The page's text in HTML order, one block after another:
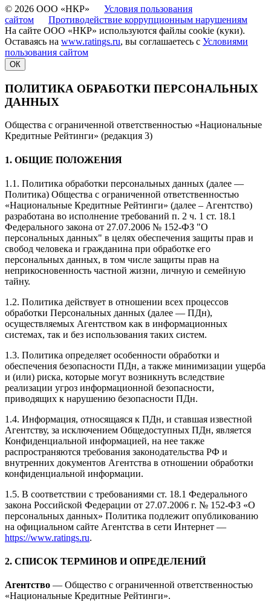
© 2026 ООО «НКР» Условия пользования
сайтом
Противодействие коррупционным нарушениям
На сайте ООО «НКР» используются файлы cookie (куки).
Оставаясь на www.ratings.ru, вы соглашаетесь с Условиями
пользования сайтом
ОК
ПОЛИТИКА ОБРАБОТКИ ПЕРСОНАЛЬНЫХ
ДАННЫХ
Общества с ограниченной ответственностью «Национальные
Кредитные Рейтинги» (редакция 3)
1. ОБЩИЕ ПОЛОЖЕНИЯ
1.1. Политика обработки персональных данных (далее —
Политика) Общества с ограниченной ответственностью
«Национальные Кредитные Рейтинги» (далее – Агентство)
разработана во исполнение требований п. 2 ч. 1 ст. 18.1
Федерального закона от 27.07.2006 № 152-ФЗ "О
персональных данных" в целях обеспечения защиты прав и
свобод человека и гражданина при обработке его
персональных данных, в том числе защиты прав на
неприкосновенность частной жизни, личную и семейную
тайну.
1.2. Политика действует в отношении всех процессов
обработки Персональных данных (далее — ПДн),
осуществляемых Агентством как в информационных
системах, так и без использования таких систем.
1.3. Политика определяет особенности обработки и
обеспечения безопасности ПДн, а также минимизации ущерба
и (или) риска, которые могут возникнуть вследствие
реализации угроз информационной безопасности,
приводящих к нарушению безопасности ПДн.
1.4. Информация, относящаяся к ПДн, и ставшая известной
Агентству, за исключением Общедоступных ПДн, является
Конфиденциальной информацией, на нее также
распространяются требования законодательства РФ и
внутренних документов Агентства в отношении обработки
конфиденциальной информации.
1.5. В соответствии с требованиями ст. 18.1 Федерального
закона Российской Федерации от 27.07.2006 г. № 152-ФЗ «О
персональных данных» Политика подлежит опубликованию
на официальном сайте Агентства в сети Интернет —
https://www.ratings.ru.
2. СПИСОК ТЕРМИНОВ И ОПРЕДЕЛЕНИЙ
Агентство — Общество с ограниченной ответственностью
«Национальные Кредитные Рейтинги».